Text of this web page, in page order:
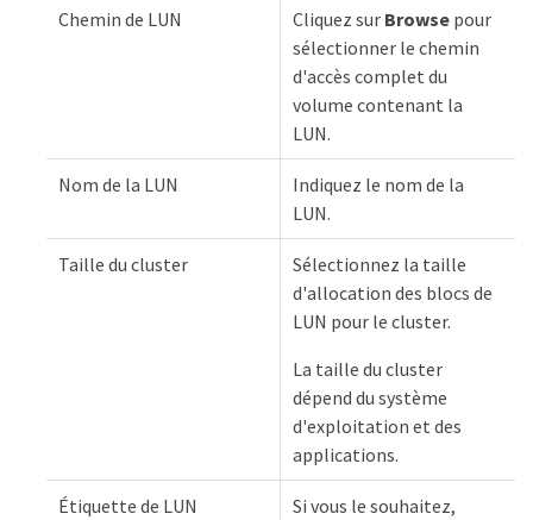
Chemin de LUN Cliquez sur Browsepour
sélectionner le chemin
d'accès complet du
volume contenant la
LUN.
Nom de la LUN
Indiquez le nom de la
LUN.
Taille du cluster
Sélectionnez la taille
d'allocation des blocs de
LUN pour le cluster.
La taille du cluster
dépend du système
d'exploitation et des
applications.
Étiquette de LUN
Si vous le souhaitez,